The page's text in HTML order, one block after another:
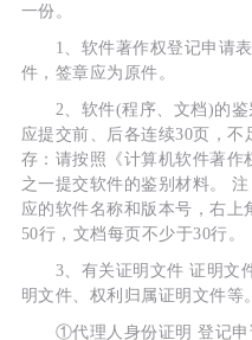
一份。
1、软件著作权登记申请表
件，签章应为原件。
2、软件(程序、文档)的鉴
应提交前、后各连续30页，
存：请按照《计算机软件著作
之一提交软件的鉴别材料。
应的软件名称和版本号，右
50行，文档每页不少于30行。
3、有关证明文件 证明文件
明文件、权利归属证明文件等。
①代理人身份证明 登记申